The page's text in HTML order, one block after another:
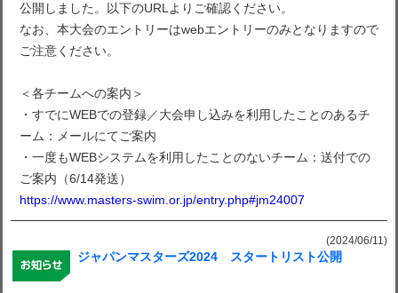
公開しました。以下のURLよりご確認ください。
なお、本大会のエントリーはwebエントリーのみとなりますので
ご注意ください。
＜各チームへの案内＞
・すでにWEBでの登録／大会申し込みを利用したことのあるチ
ーム：メールにてご案内
・一度もWEBシステムを利用したことのないチーム：送付での
ご案内（6/14発送）
https://www.masters-swim.or.jp/entry.php#jm24007
(2024/06/11)
ジャパンマスターズ2024 スタートリスト公開